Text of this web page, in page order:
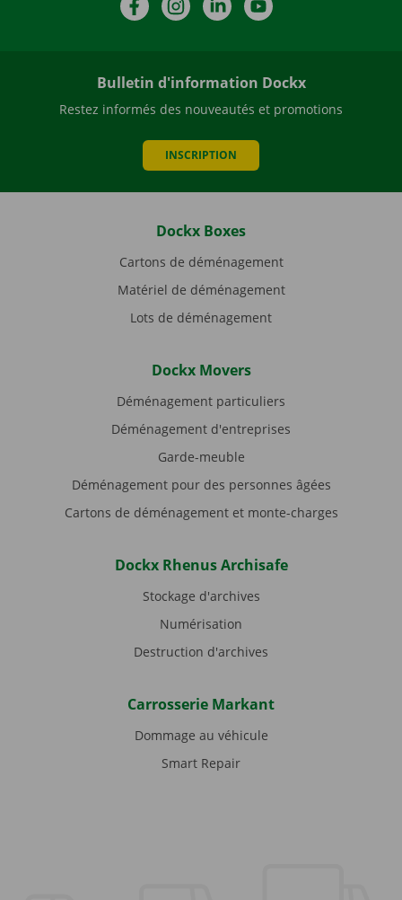
Bulletin d'information Dockx
Restez informés des nouveautés et promotions
INSCRIPTION
Dockx Boxes
Cartons de déménagement
Matériel de déménagement
Lots de déménagement
Dockx Movers
Déménagement particuliers
Déménagement d'entreprises
Garde-meuble
Déménagement pour des personnes âgées
Cartons de déménagement et monte-charges
Dockx Rhenus Archisafe
Stockage d'archives
Numérisation
Destruction d'archives
Carrosserie Markant
Dommage au véhicule
Smart Repair